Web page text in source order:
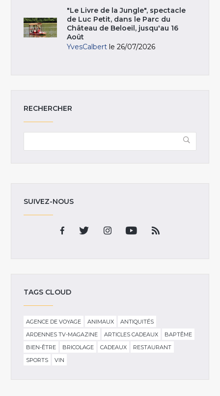
"Le Livre de la Jungle", spectacle
de Luc Petit, dans le Parc du
Château de Beloeil, jusqu'au 16
Août
YvesCalbert le 26/07/2026
RECHERCHER
SUIVEZ-NOUS
TAGS CLOUD
AGENCE DE VOYAGE ANIMAUX
ANTIQUITÉS
ARDENNES TV-MAGAZINE
ARTICLES CADEAUX
BAPTÊME
BIEN-ÊTRE
BRICOLAGE CADEAUX
RESTAURANT
SPORTS
VIN